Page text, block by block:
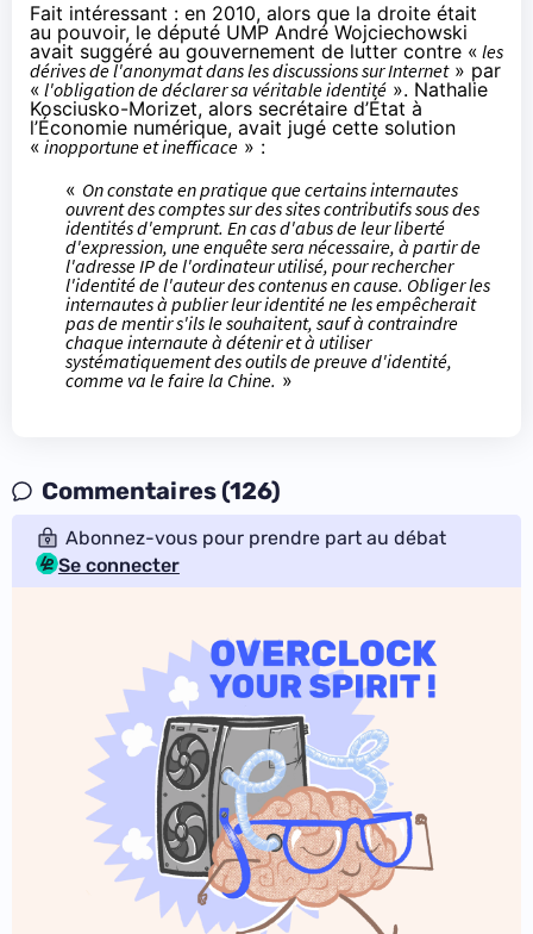
Fait intéressant : en 2010, alors que la droite était
au pouvoir, le député UMP André Wojciechowski
avait suggéré au gouvernement de lutter contre « les
dérives de l'anonymat dans les discussions sur Internet» par
« l'obligation de déclarer sa véritable identité ». Nathalie
Kosciusko-Morizet, alors secrétaire d’État à
l’Économie numérique, avait jugé cette solution
« inopportune et inefficace » :
« On constate en pratique que certains internautes
ouvrent des comptes sur des sites contributifs sous des
identités d'emprunt. En cas d'abus de leur liberté
d'expression, une enquête sera nécessaire, à partir de
l'adresse IP de l'ordinateur utilisé, pour rechercher
l'identité de l'auteur des contenus en cause. Obliger les
internautes à publier leur identité ne les empêcherait
pas de mentir s'ils le souhaitent, sauf à contraindre
chaque internaute à détenir et à utiliser
systématiquement des outils de preuve d'identité,
comme va le faire la Chine. »
Commentaires (126)
Abonnez-vous pour prendre part au débat
Se connecter